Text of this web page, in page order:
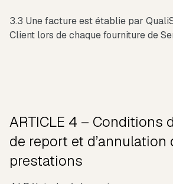
3.3 Une facture est établie par
Client lors de chaque fourniture de
ARTICLE 4 – Conditions
de report et d’annulation
prestations